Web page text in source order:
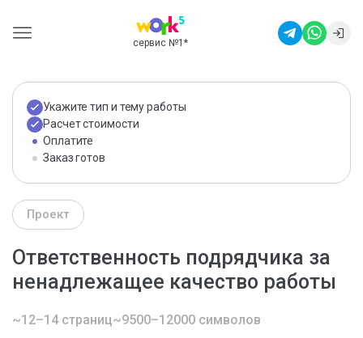
сервис №1 *
Укажите тип и тему работы
Расчет стоимости
Оплатите
Заказ готов
Проект
Ответственность подрядчика за
ненадлежащее качество работы
~12–14 страниц~9500–12000 символов